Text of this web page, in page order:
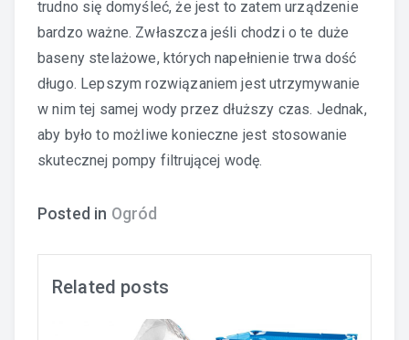
trudno się domyśleć, że jest to zatem urządzenie
bardzo ważne. Zwłaszcza jeśli chodzi o te duże
baseny stelażowe, których napełnienie trwa dość
długo. Lepszym rozwiązaniem jest utrzymywanie
w nim tej samej wody przez dłuższy czas. Jednak,
aby było to możliwe konieczne jest stosowanie
skutecznej pompy filtrującej wodę.
Posted in Ogród
Related posts